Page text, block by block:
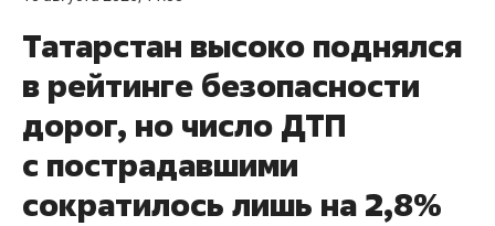
Татарстан высоко поднялся
в рейтинге безопасности
дорог, но число ДТП
с пострадавшими
сократилось лишь на 2,8%